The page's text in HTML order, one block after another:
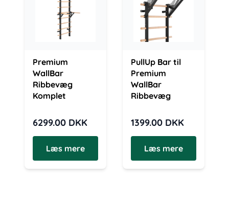
Premium
WallBar
Ribbevæg
Komplet
6299.00 DKK
Læs mere
PullUp Bar til
Premium
WallBar
Ribbevæg
1399.00 DKK
Læs mere